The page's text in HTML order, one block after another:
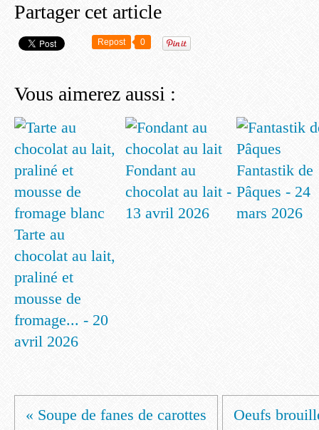
Partager cet article
Repost 0
Vous aimerez aussi :
Tarte au
chocolat au lait,
praliné et
mousse de
fromage... - 20
avril 2026
Fondant au
chocolat au lait -
13 avril 2026
Fantastik de
Pâques - 24
mars 2026
« Soupe de fanes de carottes Oeufs